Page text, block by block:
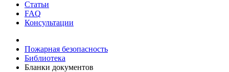
Статьи
FAQ
Консультации
Пожарная безопасность
Библиотека
Бланки документов